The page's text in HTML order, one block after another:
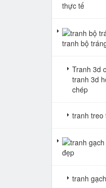
thực tế
tranh bộ
Tranh 3d
tranh 3d
chép
tranh treo
đẹp
tranh